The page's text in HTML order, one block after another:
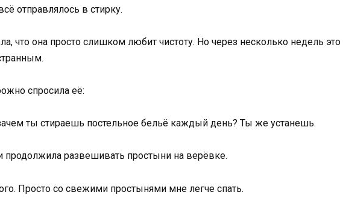
отправлялось в стирку.
что она просто слишком любит чистоту. Но через несколько недель это
спросила её:
ты стираешь постельное бельё каждый день? Ты же устанешь.
продолжила развешивать простыни на верёвке.
Просто со свежими простынями мне легче спать.